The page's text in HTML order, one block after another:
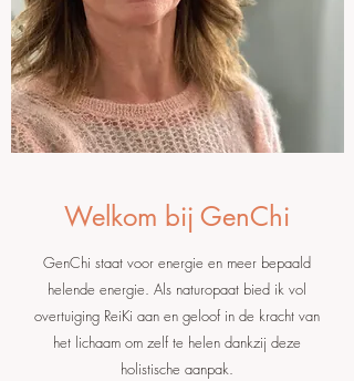
Welkom bij GenChi
GenChi staat voor energie en meer bepaald
helende energie. Als naturopaat bied ik vol
overtuiging ReiKi aan en geloof in de kracht van
het lichaam om zelf te helen dankzij deze
holistische aanpak.